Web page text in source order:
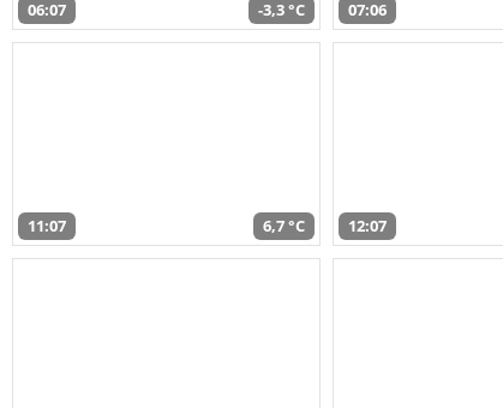
06:07 -3,3 °C 07:06
11:07 6,7 °C 12:07